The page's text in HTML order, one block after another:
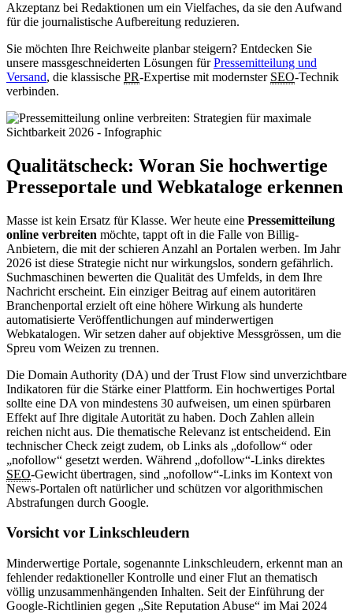
Akzeptanz bei Redaktionen um ein Vielfaches, da sie den Aufwand
für die journalistische Aufbereitung reduzieren.
Sie möchten Ihre Reichweite planbar steigern? Entdecken Sie
unsere massgeschneiderten Lösungen fürPressemitteilung und
Versand, die klassische PR-Expertise mit modernster SEO-Technik
verbinden.
Qualitätscheck: Woran Sie hochwertige
Presseportale und Webkataloge erkennen
Masse ist kein Ersatz für Klasse. Wer heute eine Pressemitteilung
online verbreiten möchte, tappt oft in die Falle von Billig-
Anbietern, die mit der schieren Anzahl an Portalen werben. Im Jahr
2026 ist diese Strategie nicht nur wirkungslos, sondern gefährlich.
Suchmaschinen bewerten die Qualität des Umfelds, in dem Ihre
Nachricht erscheint. Ein einziger Beitrag auf einem autoritären
Branchenportal erzielt oft eine höhere Wirkung als hunderte
automatisierte Veröffentlichungen auf minderwertigen
Webkatalogen. Wir setzen daher auf objektive Messgrössen, um die
Spreu vom Weizen zu trennen.
Die Domain Authority (DA) und der Trust Flow sind unverzichtbare
Indikatoren für die Stärke einer Plattform. Ein hochwertiges Portal
sollte eine DA von mindestens 30 aufweisen, um einen spürbaren
Effekt auf Ihre digitale Autorität zu haben. Doch Zahlen allein
reichen nicht aus. Die thematische Relevanz ist entscheidend. Ein
technischer Check zeigt zudem, ob Links als „dofollow“ oder
„nofollow“ gesetzt werden. Während „dofollow“-Links direktes
SEO-Gewicht übertragen, sind „nofollow“-Links im Kontext von
News-Portalen oft natürlicher und schützen vor algorithmischen
Abstrafungen durch Google.
Vorsicht vor Linkschleudern
Minderwertige Portale, sogenannte Linkschleudern, erkennt man an
fehlender redaktioneller Kontrolle und einer Flut an thematisch
völlig unzusammenhängenden Inhalten. Seit der Einführung der
Google-Richtlinien gegen „Site Reputation Abuse“ im Mai 2024